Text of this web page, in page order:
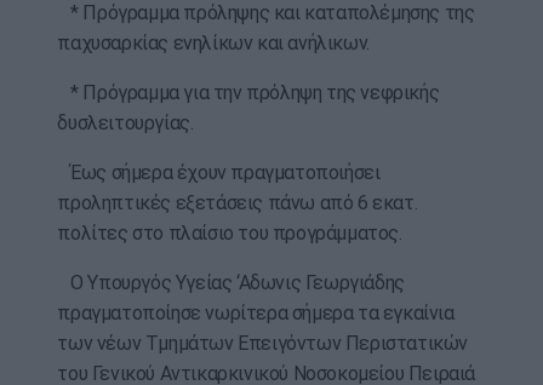
* Πρόγραμμα πρόληψης και καταπολέμησης της
παχυσαρκίας ενηλίκων και ανήλικων.
* Πρόγραμμα για την πρόληψη της νεφρικής
δυσλειτουργίας.
Έως σήμερα έχουν πραγματοποιήσει
προληπτικές εξετάσεις πάνω από 6 εκατ.
πολίτες στο πλαίσιο του προγράμματος.
Ο Υπουργός Υγείας ‘Αδωνις Γεωργιάδης
πραγματοποίησε νωρίτερα σήμερα τα εγκαίνια
των νέων Τμημάτων Επειγόντων Περιστατικών
του Γενικού Αντικαρκινικού Νοσοκομείου Πειραιά